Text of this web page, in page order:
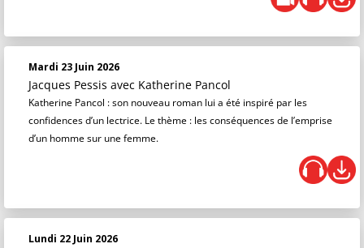
Mardi 23 Juin 2026
Jacques Pessis avec Katherine Pancol
Katherine Pancol : son nouveau roman lui a été inspiré par les
confidences d’un lectrice. Le thème : les conséquences de l’emprise
d’un homme sur une femme.
Lundi 22 Juin 2026